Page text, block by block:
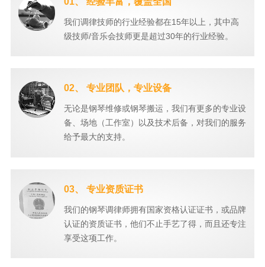
我们调律技师的行业经验都在15年以上，其中高
级技师/音乐会技师更是超过30年的行业经验。
02、 专业团队，专业设备
无论是钢琴维修或钢琴搬运，我们有更多的专业设
备、场地（工作室）以及技术后备，对我们的服务
给予最大的支持。
03、 专业资质证书
我们的钢琴调律师拥有国家资格认证证书，或品牌
认证的资质证书，他们不止手艺了得，而且还专注
享受这项工作。